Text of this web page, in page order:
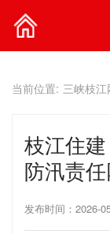
当前位置: 三峡枝江
枝江住
防汛责
发布时间：2026-